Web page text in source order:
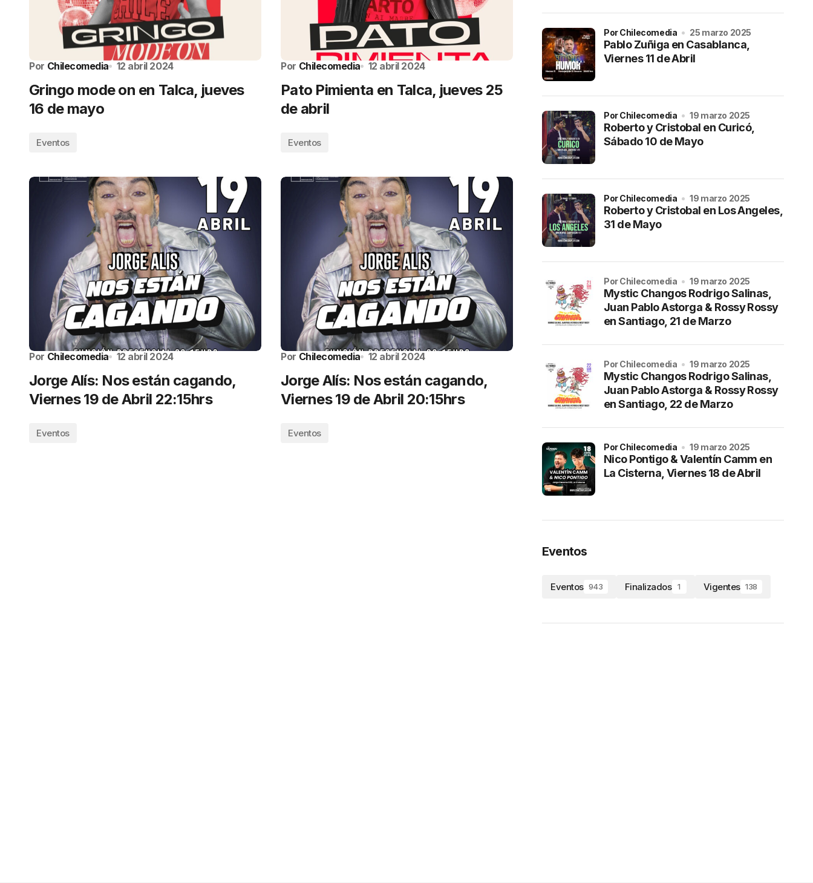
Por Chilecomedia 12 abril 2024
Gringo mode on en Talca, jueves
16 de mayo
Eventos
Por Chilecomedia 12 abril 2024
Pato Pimienta en Talca, jueves 25
de abril
Eventos
Por Chilecomedia 12 abril 2024
Jorge Alís: Nos están cagando,
Viernes 19 de Abril 22:15hrs
Eventos
Por Chilecomedia 12 abril 2024
Jorge Alís: Nos están cagando,
Viernes 19 de Abril 20:15hrs
Eventos
Pablo Zuñiga en Casablanca,
Viernes 11 de Abril
por Chilecomedia 25 marzo 2025
Roberto y Cristobal en Curicó,
Sábado 10 de Mayo
por Chilecomedia 19 marzo 2025
Roberto y Cristobal en Los Angeles,
31 de Mayo
por Chilecomedia 19 marzo 2025
Mystic Changos Rodrigo Salinas,
Juan Pablo Astorga & Rossy Rossy
en Santiago, 21 de Marzo
por Chilecomedia 19 marzo 2025
Mystic Changos Rodrigo Salinas,
Juan Pablo Astorga & Rossy Rossy
en Santiago, 22 de Marzo
por Chilecomedia 19 marzo 2025
Nico Pontigo & Valentín Camm en
La Cisterna, Viernes 18 de Abril
por Chilecomedia 19 marzo 2025
Eventos
Eventos 943 Finalizados 1 Vigentes 138